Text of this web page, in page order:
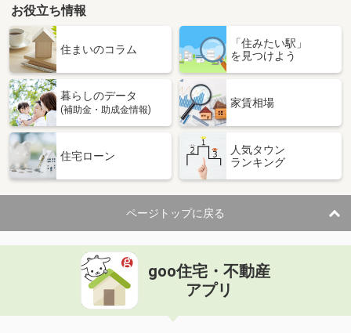
お役立ち情報
住まいのコラム
「住みたい駅」
を見つけよう
暮らしのデータ
(補助金・助成金情報)
家賃相場
住宅ローン
人気タウン
ランキング
ページトップに戻る
goo住宅・不動産
アプリ